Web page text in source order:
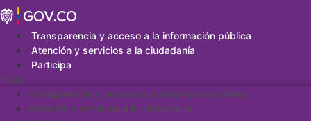
Saltar
al
contenidoTransparencia y acceso a la información pública
Atención y servicios a la ciudadanía
Participa
Menu
Transparencia y acceso a la información pública
Atención y servicios a la ciudadanía